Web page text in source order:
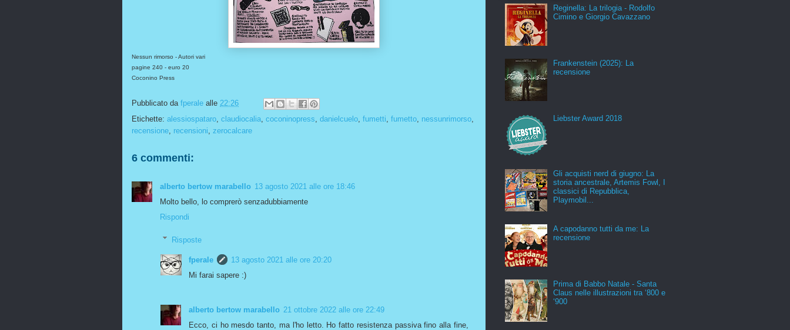
Nessun rimorso - Autori vari
pagine 240 - euro 20
Coconino Press
Pubblicato da fperale alle 22:26
Etichette: alessiospataro, claudiocalia, coconinopress, danielcuelo, fumetti, fumetto, nessunrimorso,
recensione, recensioni, zerocalcare
6 commenti:
alberto bertow marabello 13 agosto 2021 alle ore 18:46
Molto bello, lo comprerò senzadubbiamente
Rispondi
Risposte
fperale
13 agosto 2021 alle ore 20:20
Mi farai sapere :)
alberto bertow marabello 21 ottobre 2022 alle ore 22:49
Ecco, ci ho mesdo tanto, ma l'ho letto. Ho fatto resistenza passiva fino alla fine,
Reginella: La trilogia - Rodolfo
Cimino e Giorgio Cavazzano
Frankenstein (2025): La
recensione
Liebster Award 2018
Gli acquisti nerd di giugno: La
storia ancestrale, Artemis Fowl, I
classici di Repubblica,
Playmobil...
A capodanno tutti da me: La
recensione
Prima di Babbo Natale - Santa
Claus nelle illustrazioni tra ‘800 e
‘900